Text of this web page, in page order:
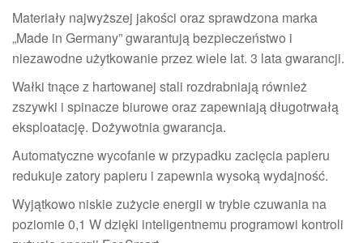
Materiały najwyższej jakości oraz sprawdzona marka
„Made in Germany” gwarantują bezpieczeństwo i
niezawodne użytkowanie przez wiele lat. 3 lata gwarancji.
Wałki tnące z hartowanej stali rozdrabniają również
zszywki i spinacze biurowe oraz zapewniają długotrwałą
eksploatację. Dożywotnia gwarancja.
Automatyczne wycofanie w przypadku zacięcia papieru
redukuje zatory papieru i zapewnia wysoką wydajność.
Wyjątkowo niskie zużycie energii w trybie czuwania na
poziomie 0,1 W dzięki inteligentnemu programowi kontroli